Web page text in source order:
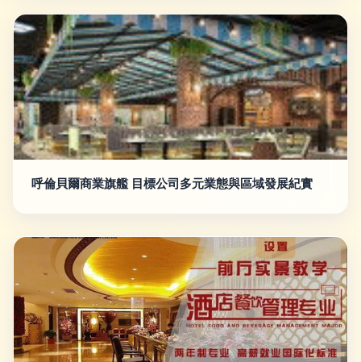
呼倫貝爾商業旗艦 目標公司多元業態與區域發展紀實